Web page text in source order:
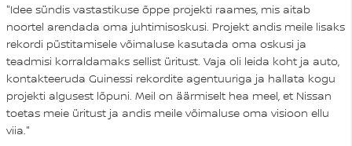
"Idee sündis vastastikuse õppe projekti raames, mis aitab
noortel arendada oma juhtimisoskusi. Projekt andis meile lisaks
rekordi püstitamisele võimaluse kasutada oma oskusi ja
teadmisi korraldamaks sellist üritust. Vaja oli leida koht ja auto,
kontakteeruda Guinessi rekordite agentuuriga ja hallata kogu
projekti algusest lõpuni. Meil on äärmiselt hea meel, et Nissan
toetas meie üritust ja andis meile võimaluse oma visioon ellu
viia."